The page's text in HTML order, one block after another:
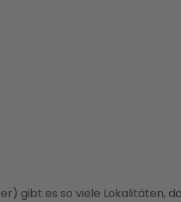
gibt es so viele Lokalitäten,